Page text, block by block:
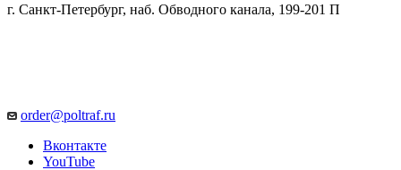
г. Санкт-Петербург, наб. Обводного канала, 199-201 П
order@poltraf.ru
Вконтакте
YouTube